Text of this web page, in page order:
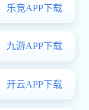
狗子28: 员工风采